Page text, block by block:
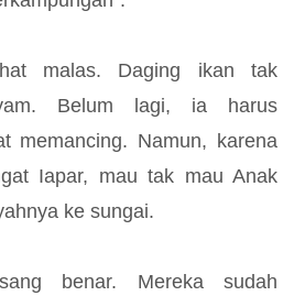
malas. Daging ikan tak
Belum lagi, ia harus
memancing. Namun, karena
Iapar, mau tak mau Anak
ke sungai.
benar. Mereka sudah